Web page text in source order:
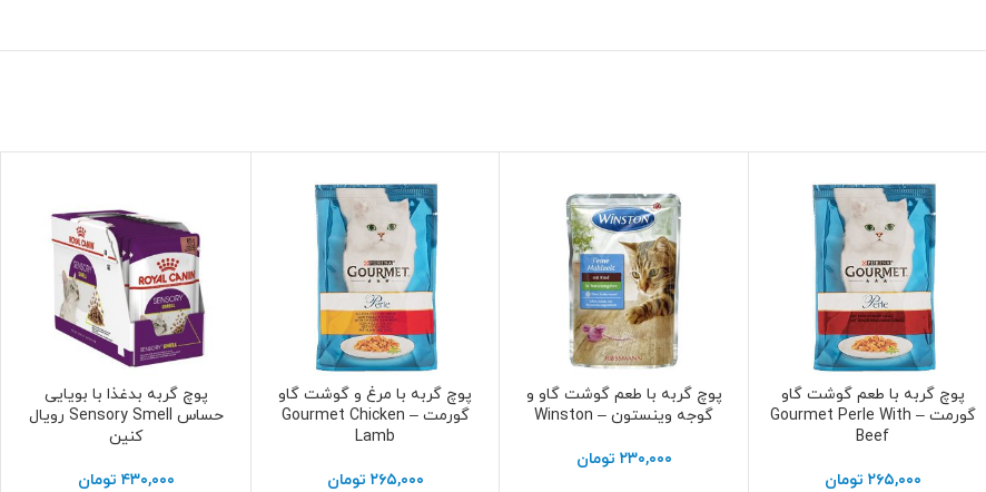
افزودن به سبد خرید
پوچ گربه با طعم گوشت گاو
گورمت – Gourmet Perle With
Beef
۲۶۵,۰۰۰ تومان
افزودن به سبد خرید
پوچ گربه با طعم گوشت گاو و
گوجه وینستون – Winston
۲۳۰,۰۰۰ تومان
افزودن به سبد خرید
پوچ گربه با مرغ و گوشت گاو
گورمت – Gourmet Chicken
Lamb
۲۶۵,۰۰۰ تومان
افزودن به سبد خرید
پوچ گربه بدغذا با بویایی
حساس Sensory Smell رویال
کنین
۴۳۰,۰۰۰ تومان